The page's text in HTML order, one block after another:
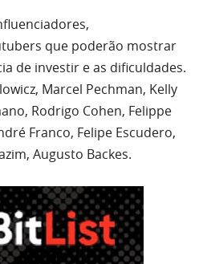
que poderão mostrar
de investir e as dificuldades.
Marcel Pechman, Kelly
Rodrigo Cohen, Felippe
Franco, Felipe Escudero,
Augusto Backes.